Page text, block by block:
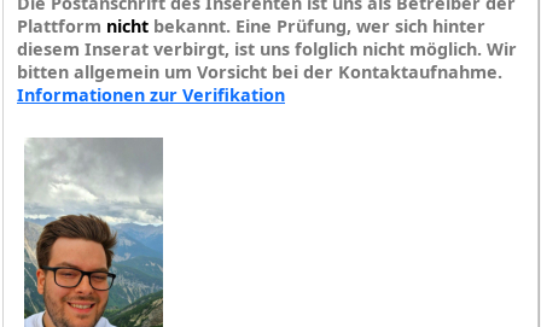
Plattform nicht bekannt. Eine Prüfung, wer sich hinter
diesem Inserat verbirgt, ist uns folglich nicht möglich. Wir
bitten allgemein um Vorsicht bei der Kontaktaufnahme.
Informationen zur Verifikation